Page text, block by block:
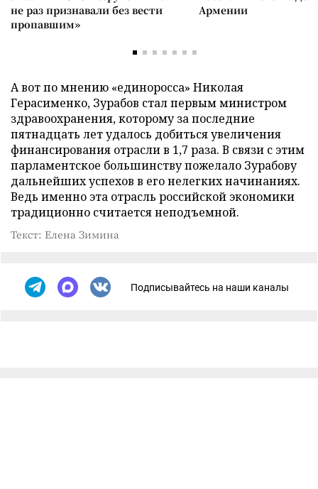
не раз признавали без вести
пропавшим»
Армении
А вот по мнению «единоросса» Николая
Герасименко, Зурабов стал первым министром
здравоохранения, которому за последние
пятнадцать лет удалось добиться увеличения
финансирования отрасли в 1,7 раза. В связи с этим
парламентское большинству пожелало Зурабову
дальнейших успехов в его нелегких начинаниях.
Ведь именно эта отрасль российской экономики
традиционно считается неподъемной.
Текст: Елена Зимина
Подписывайтесь на наши каналы